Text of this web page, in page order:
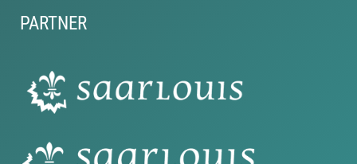
PARTNER